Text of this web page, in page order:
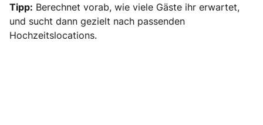
Tipp: Berechnet vorab, wie viele Gäste ihr erwartet,
und sucht dann gezielt nach passenden
Hochzeitslocations.